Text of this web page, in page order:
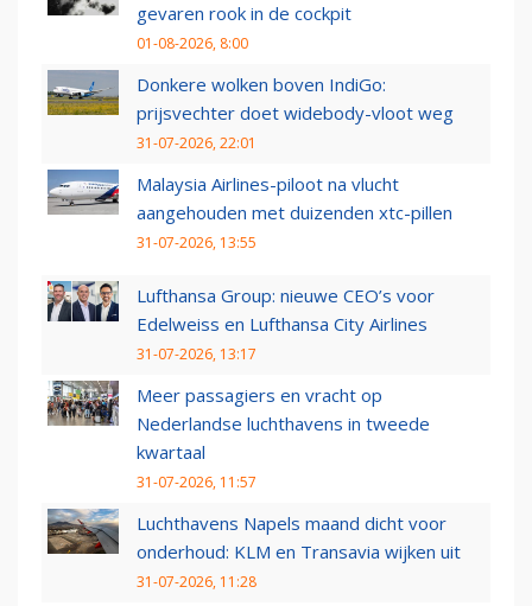
gevaren rook in de cockpit
01-08-2026, 8:00
Donkere wolken boven IndiGo:
prijsvechter doet widebody-vloot weg
31-07-2026, 22:01
Malaysia Airlines-piloot na vlucht
aangehouden met duizenden xtc-pillen
31-07-2026, 13:55
Lufthansa Group: nieuwe CEO’s voor
Edelweiss en Lufthansa City Airlines
31-07-2026, 13:17
Meer passagiers en vracht op
Nederlandse luchthavens in tweede
kwartaal
31-07-2026, 11:57
Luchthavens Napels maand dicht voor
onderhoud: KLM en Transavia wijken uit
31-07-2026, 11:28